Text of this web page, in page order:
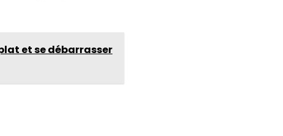
et se débarrasser